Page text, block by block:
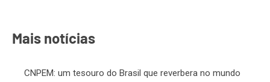
Mais notícias
CNPEM: um tesouro do Brasil que reverbera no mundo